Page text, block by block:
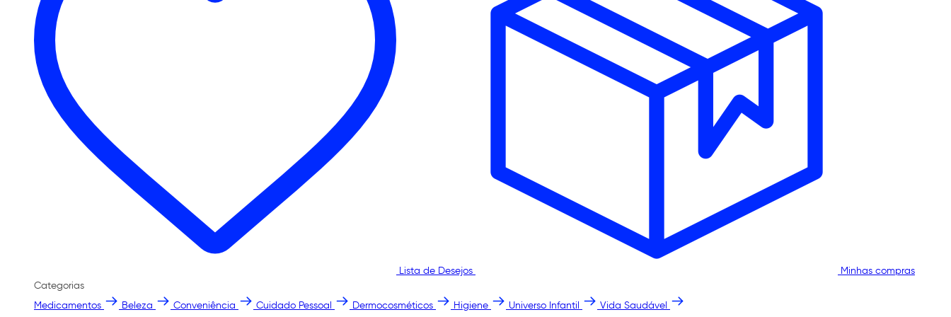
Lista de Desejos
Minhas compras
Categorias
Medicamentos
Beleza Conveniência Cuidado Pessoal Dermocosméticos Higiene Universo Infantil Vida Saudável